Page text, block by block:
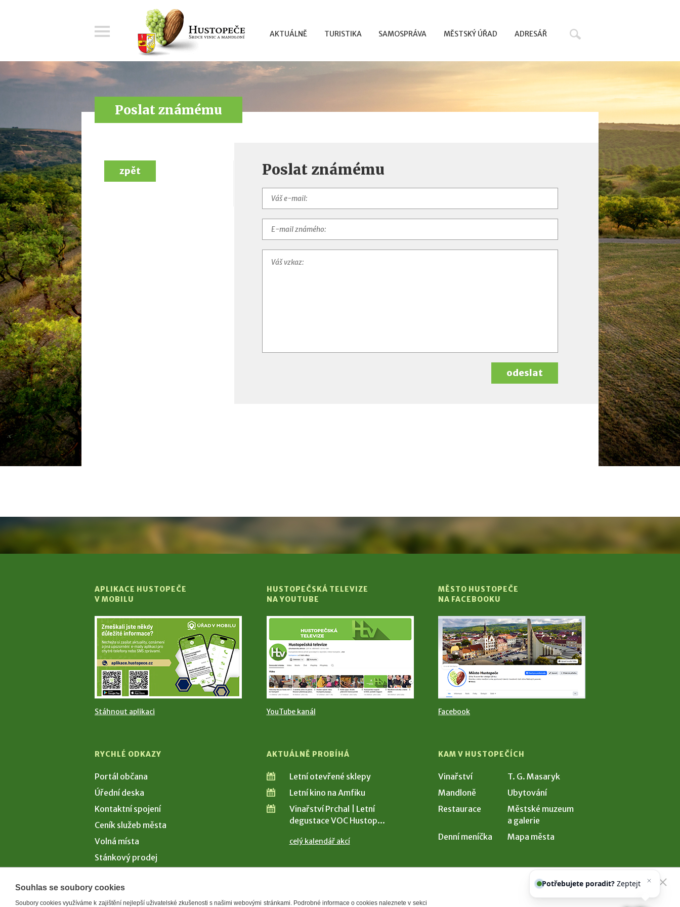
AKTUÁLNĚ TURISTIKA SAMOSPRÁVA MĚSTSKÝ ÚŘAD ADRESÁŘ
Poslat známému
Poslat známému
odeslat
zpět
APLIKACE HUSTOPEČE
V MOBILU
Stáhnout aplikaci
HUSTOPEČSKÁ TELEVIZE
NA YOUTUBE
YouTube kanál
MĚSTO HUSTOPEČE
NA FACEBOOKU
Facebook
RYCHLÉ ODKAZY
Portál občana
Úřední deska
Kontaktní spojení
Ceník služeb města
Volná místa
Stánkový prodej
AKTUÁLNĚ PROBÍHÁ
Letní otevřené sklepy
Letní kino na Amfiku
Vinařství Prchal | Letní
degustace VOC Hustop...
celý kalendář akcí
KAM V HUSTOPEČÍCH
Vinařství
T. G. Masaryk
Mandloně
Ubytování
Restaurace
Městské muzeum
a galerie
Denní meníčka
Mapa města
Souhlas se soubory cookies
Soubory cookies využíváme k zajištění nejlepší uživatelské zkušenosti s našimi webovými stránkami. Podrobné informace o cookies naleznete v sekci
našeho asistenta